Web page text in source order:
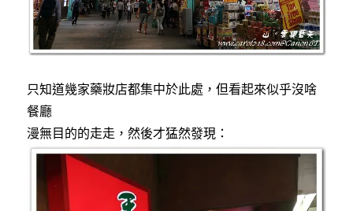
只知道幾家藥妝店都集中於此處，但看起來似乎沒啥
餐廳
漫無目的的走走，然後才猛然發現：